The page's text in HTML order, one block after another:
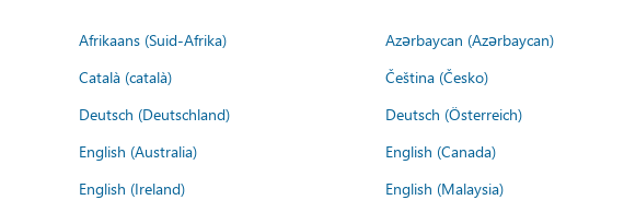
Afrikaans (Suid-Afrika) Azərbaycan (Azərbaycan)
Català (català)
Čeština (Česko)
Deutsch (Deutschland)
Deutsch (Österreich)
English (Australia)
English (Canada)
English (Ireland)
English (Malaysia)